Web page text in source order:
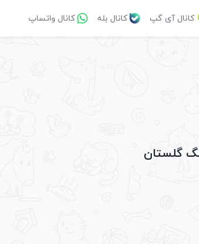
کانال آی گپ کانال بله کانال واتساپ
گلستان